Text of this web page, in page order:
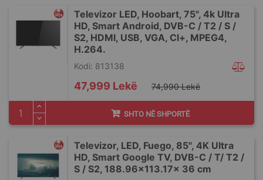
Televizor LED, Hoobart, 75", 4k Ultra
HD, Smart Android, DVB-C / T2 / S /
S2, HDMI, USB, VGA, Cl+, MPEG4,
H.264.
Special
Price
47,999 Lekë 74,990 Lekë
Kodi: 813138
SHTO NË SHPORTË
Televizor, LED, Fuego, 85", 4K Ultra
HD, Smart Google TV, DVB-C / T/ T2 /
S / S2, 188.96x113.17x 36 cm